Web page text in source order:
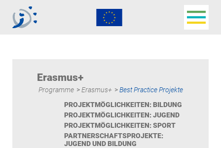
Erasmus+
Programme >Erasmus+ >Best Practice Projekte
PROJEKTMÖGLICHKEITEN: BILDUNG
PROJEKTMÖGLICHKEITEN: JUGEND
PROJEKTMÖGLICHKEITEN: SPORT
PARTNERSCHAFTSPROJEKTE:
JUGEND UND BILDUNG